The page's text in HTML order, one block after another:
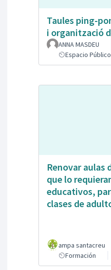
Taules ping-
i organització
ANNA MASDEU
Espacio Público
Renovar aulas
que lo
educativos,
clases de
ampa santacreu
Formación